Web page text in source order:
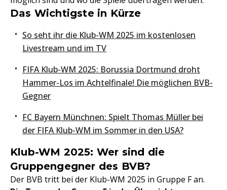
Das Wichtigste in Kürze
So seht ihr die Klub-WM 2025 im kostenlosen
Livestream und im TV
FIFA Klub-WM 2025: Borussia Dortmund droht
Hammer-Los im Achtelfinale! Die möglichen BVB-
Gegner
FC Bayern Münchnen: Spielt Thomas Müller bei
der FIFA Klub-WM im Sommer in den USA?
Klub-WM 2025: Wer sind die
Gruppengegner des BVB?
Der BVB tritt bei der Klub-WM 2025 in Gruppe F an.